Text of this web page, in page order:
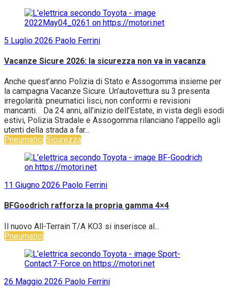
5 Luglio 2026 Paolo Ferrini
Vacanze Sicure 2026: la sicurezza non va in vacanza
Anche quest’anno Polizia di Stato e Assogomma insieme per
la campagna Vacanze Sicure. Un’autovettura su 3 presenta
irregolarità: pneumatici lisci, non conformi e revisioni
mancanti. Da 24 anni, all’inizio dell’Estate, in vista degli esodi
estivi, Polizia Stradale e Assogomma rilanciano l’appello agli
utenti della strada a far...
Pneumatici Sicurezza
11 Giugno 2026 Paolo Ferrini
BFGoodrich rafforza la propria gamma 4×4
Il nuovo All-Terrain T/A KO3 si inserisce al...
Pneumatici
26 Maggio 2026 Paolo Ferrini